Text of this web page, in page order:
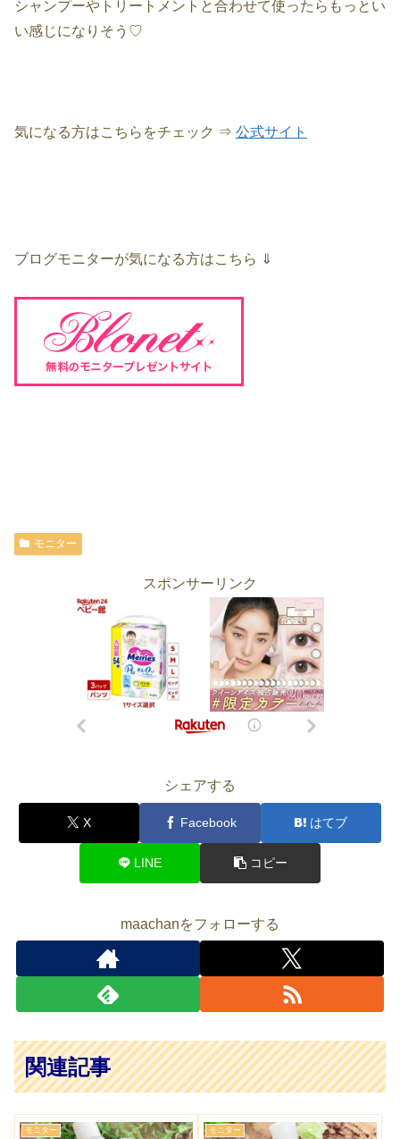
シャンプーやトリートメントと合わせて使ったらもっとい
い感じになりそう♡
気になる方はこちらをチェック ⇒ 公式サイト
ブログモニターが気になる方はこちら ⇓
モニター
スポンサーリンク
シェアする
X Facebook はてブ
LINE コピー
maachanをフォローする
関連記事
モニター モニター